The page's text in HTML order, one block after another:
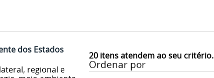
20itens atendem ao seu critério.
Ordenar por
dos Estados
regional e